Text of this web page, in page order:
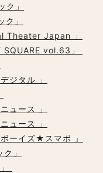
ク」
」
Theater Japan 」
SQUARE vol.63」
ジタル 」
ュース 」
ュース 」
ーイズ★スマボ 」
」